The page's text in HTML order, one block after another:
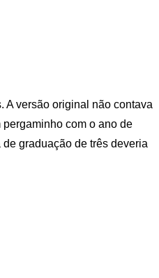
A versão original não contava
com o ano de
graduação de três deveria